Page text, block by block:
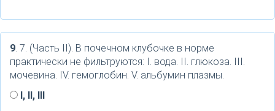
9. 7. (Часть II). В почечном клубочке в норме
практически не фильтруются: I. вода. II. глюкоза. III.
мочевина. IV. гемоглобин. V. альбумин плазмы.
I, II, III